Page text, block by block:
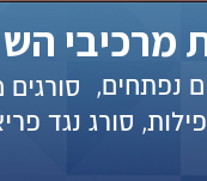
מרכיבי
נפתחים,
סורג נגד